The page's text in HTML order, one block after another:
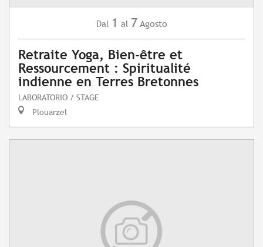
Dal 1 al 7 Agosto
Retraite Yoga, Bien-être et
Ressourcement : Spiritualité
indienne en Terres Bretonnes
LABORATORIO / STAGE
Plouarzel